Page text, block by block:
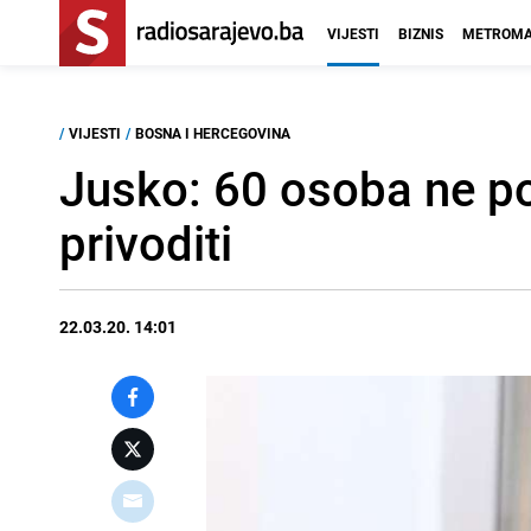
VIJESTI BIZNIS
/ VIJESTI / BOSNA I HERCEGOVINA
Jusko: 60 osoba ne
privoditi
22.03.20. 14:01